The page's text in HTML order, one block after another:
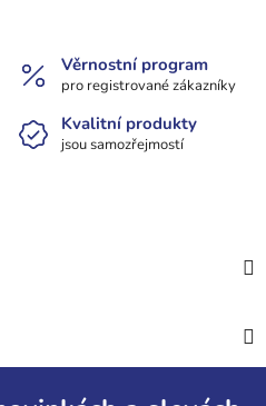
Věrnostní program
pro registrované zákazníky
Kvalitní produkty
jsou samozřejmostí